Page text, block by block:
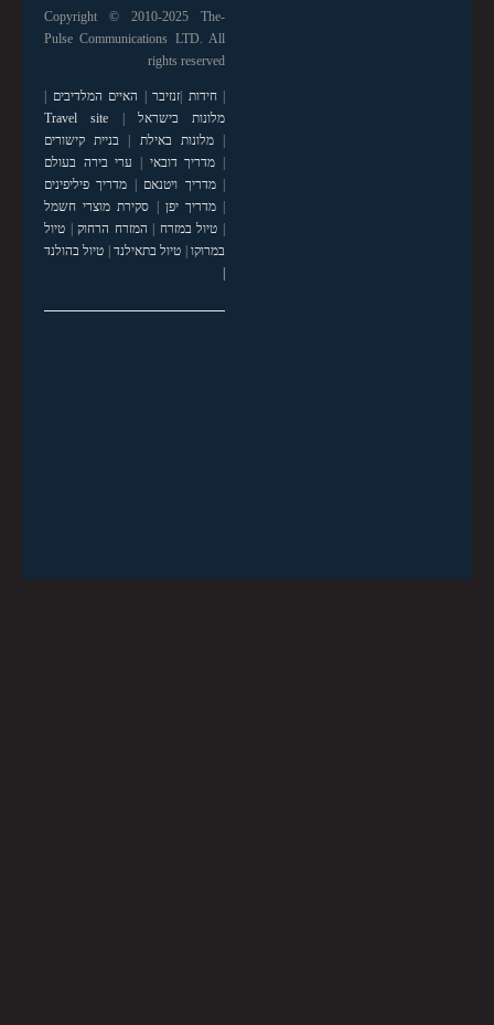
Copyright © 2010-2025 The-
Pulse Communications LTD. All
rights reserved
|חידות זנזיבר האיים המלדיבים
מלונות בישראל
Travel site
|מלונות באילת
בניית קישורים
מדריך דובאי
ערי בירה בעולם
|מדריך ויטנאם
מדריך פיליפינים
|מדריך יפן
סקירת מוצרי חשמל
טיול במזרח המזרח הרחוק| טיול
במרוקו| טיול בתאילנד| טיול בהולנד